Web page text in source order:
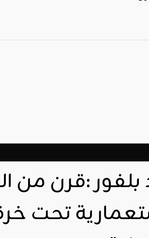
بلفور :قرن من
تحت